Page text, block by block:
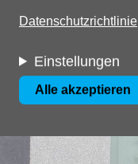
Datenschutzrichtlinie
Einstellungen
Alle akzeptieren